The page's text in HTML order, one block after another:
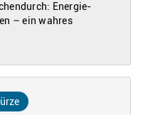
Energie-
– ein wahres